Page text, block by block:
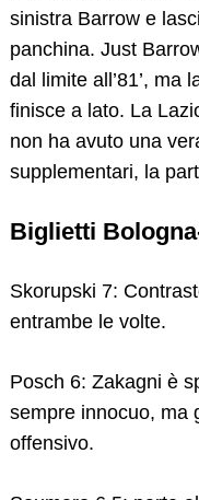
sinistra Barrow e
panchina. Just
dal limite all’81’, ma
finisce a lato. La
non ha avuto una
supplementari, la
Biglietti
Skorupski 7:
entrambe le volte.
Posch 6: Zakagni è
sempre innocuo, ma
offensivo.
Search